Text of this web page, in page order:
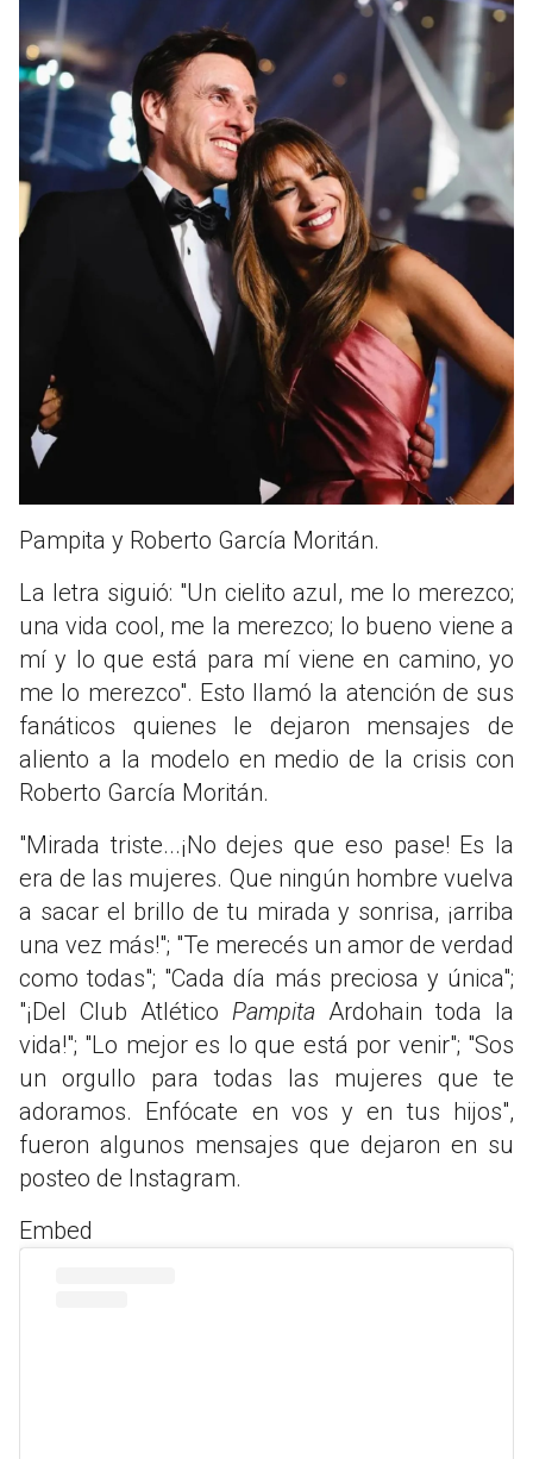
Pampita y Roberto García Moritán.
La letra siguió: "Un cielito azul, me lo merezco;
una vida cool, me la merezco; lo bueno viene a
mí y lo que está para mí viene en camino, yo
me lo merezco". Esto llamó la atención de sus
fanáticos quienes le dejaron mensajes de
aliento a la modelo en medio de la crisis con
Roberto García Moritán.
"Mirada triste...¡No dejes que eso pase! Es la
era de las mujeres. Que ningún hombre vuelva
a sacar el brillo de tu mirada y sonrisa, ¡arriba
una vez más!"; "Te merecés un amor de verdad
como todas"; "Cada día más preciosa y única";
"¡Del Club Atlético Pampita Ardohain toda la
vida!"; "Lo mejor es lo que está por venir"; "Sos
un orgullo para todas las mujeres que te
adoramos. Enfócate en vos y en tus hijos",
fueron algunos mensajes que dejaron en su
posteo de Instagram.
Embed